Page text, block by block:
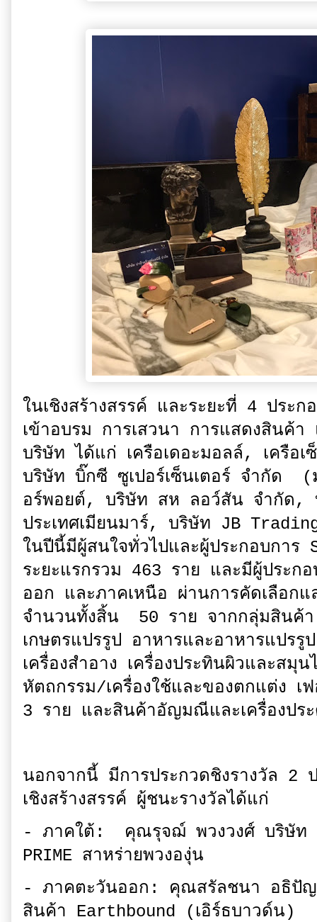
ในเชิงสร้างสรรค์ และระยะที่ 4 ประ
เข้าอบรม การเสวนา การแสดงสินค้า
บริษัท ได้แก่ เครือเดอะมอลล์, เครือ
บริษัท บิ๊กซี ซูเปอร์เซ็นเตอร์ จำกัด
อร์พอยต์, บริษัท สห ลอว์สัน จำกัด
ประเทศเมียนมาร์, บริษัท JB
ในปีนี้มีผู้สนใจทั่วไปและผู้ประกอบการ
ระยะแรกรวม 463 ราย และมีผู้ประก
ออก และภาคเหนือ ผ่านการคัดเลือก
จำนวนทั้งสิ้น 50 ราย จากกลุ่มสินค้
เกษตรแปรรูป อาหารและอาหารแปร
เครื่องสำอาง เครื่องประทินผิวและส
หัตถกรรม/เครื่องใช้และของตกแต่ง
3 ราย และสินค้าอัญมณีและเครื่องป
นอกจากนี้ มีการประกวดชิงรางวัล 2
เชิงสร้างสรรค์ ผู้ชนะรางวัลได้แก่
- ภาคใต้: คุณรุจฌ์ พวงวงศ์ บริษัท
PRIME สาหร่ายพวงองุ่น
- ภาคตะวันออก: คุณสรัลชนา อธิปั
สินค้า Earthbound (เอิร์ธบาวด์น)